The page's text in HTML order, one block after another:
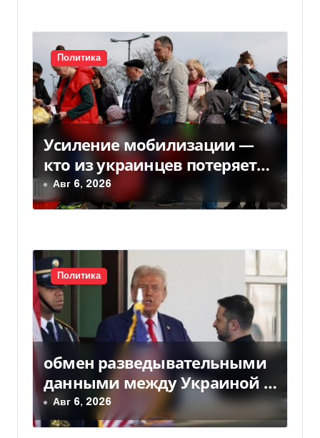
я
мПолитика
Усиление мобилизации —
кто из украинцев потеряет
право на временную защиту
в ЕС
Авг 6, 2026
Политика
обмен разведывательными
данными между Украиной и
США значительно вырос, —
Politico
Авг 6, 2026